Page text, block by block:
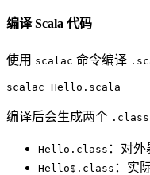
编译 Scala 代码
使用 scalac 命令编译
scalac Hello.scala
编译后会生成两个 .class
Hello.class ：对外
Hello$.class ：实